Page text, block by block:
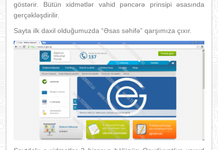
göstərir. Bütün xidmətlər vahid pəncərə prinsipi əsasında
gerçəkləşdirilir.
Sayta ilk daxil olduğumuzda “Əsas səhifə” qarşımıza çıxır.